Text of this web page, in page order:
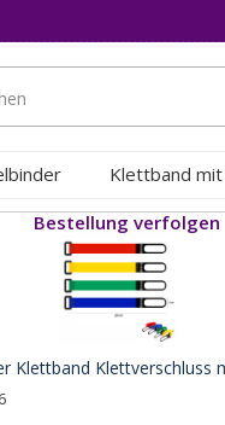
Klettband
Bestellung verfolgen
Klettband Klettverschluss